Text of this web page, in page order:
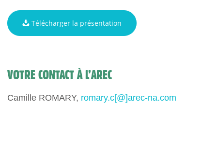
Télécharger la présentation
VOTRE CONTACT À L’AREC
Camille ROMARY, romary.c[@]arec-na.com